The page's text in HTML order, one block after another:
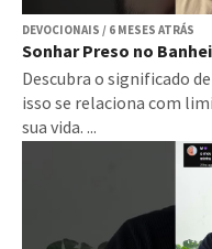
DEVOCIONAIS / 6 MESES ATRÁS
Sonhar Preso no
Descubra o significado
isso se relaciona com
sua vida. ...